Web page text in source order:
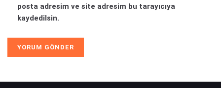
posta adresim ve site adresim bu tarayıcıya
kaydedilsin.